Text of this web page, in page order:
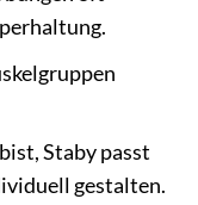
Staby passt
gestalten.